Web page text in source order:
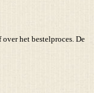
het bestelproces. De